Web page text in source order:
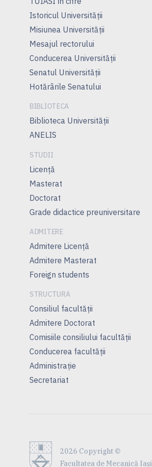
Istoricul Universităţii
Misiunea Universităţii
Mesajul rectorului
Conducerea Universităţii
Senatul Universității
Hotărârile Senatului
BIBLIOTECA
Biblioteca Universității
ANELIS
STUDII
Licență
Masterat
Doctorat
Grade didactice preuniversitare
ADMITERE
Admitere Licenţă
Admitere Masterat
Foreign students
STRUCTURA
Consiliul facultăţii
Admitere Doctorat
Comisiile consiliului facultăţii
Conducerea facultăţii
Administrație
Secretariat
2026 Copyright ©
Facultatea de Mecanică Iaşi